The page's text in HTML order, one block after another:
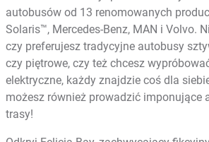
autobusów od 13 renomowanych
Solaris™, Mercedes-Benz, MAN i Volvo.
czy preferujesz tradycyjne autobusy
czy piętrowe, czy też chcesz
elektryczne, każdy znajdzie coś dla
możesz również prowadzić imponujące
trasy!